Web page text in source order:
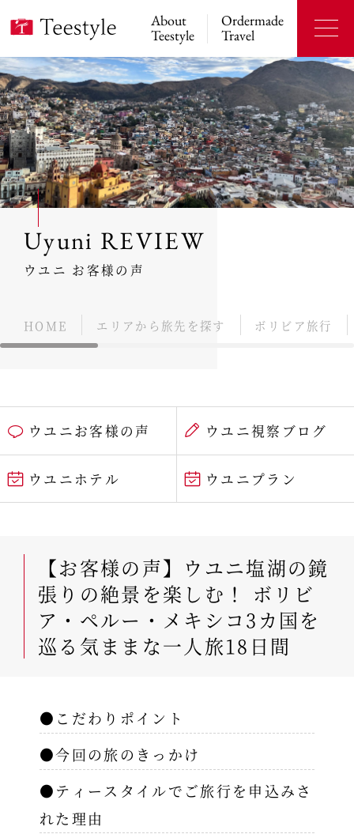
About
Teestyle
Ordermade
Travel
Uyuni REVIEW
ウユニ お客様の声
HOME エリアから旅先を探す ボリビア旅行
ウユニお客様の声 ウユニ視察ブログ
ウユニホテル ウユニプラン
【お客様の声】ウユニ塩湖の鏡
張りの絶景を楽しむ！ ボリビ
ア・ペルー・メキシコ3カ国を
巡る気ままな一人旅18日間
●こだわりポイント
●今回の旅のきっかけ
●ティースタイルでご旅行を申込みさ
れた理由